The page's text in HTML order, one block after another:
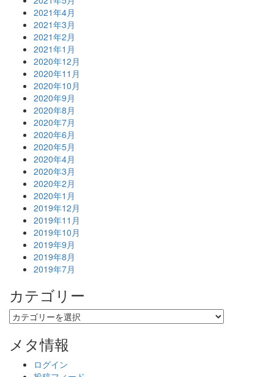
2021年4月
2021年3月
2021年2月
2021年1月
2020年12月
2020年11月
2020年10月
2020年9月
2020年8月
2020年7月
2020年6月
2020年5月
2020年4月
2020年3月
2020年2月
2020年1月
2019年12月
2019年11月
2019年10月
2019年9月
2019年8月
2019年7月
カテゴリー
カ
テ
リ
メタ情報
ログイン